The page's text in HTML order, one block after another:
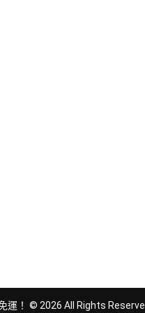
運！ © 2026 All Rights